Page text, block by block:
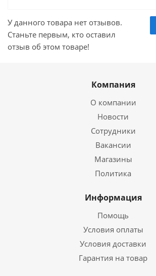
У данного товара нет отзывов.
Станьте первым, кто оставил
отзыв об этом товаре!
Компания
О компании
Новости
Сотрудники
Вакансии
Магазины
Политика
Информация
Помощь
Условия оплаты
Условия доставки
Гарантия на товар